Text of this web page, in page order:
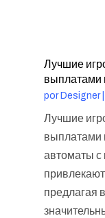
Лучшие
выплатами
por Designer|
Лучшие
выплатами
автоматы
предлагая